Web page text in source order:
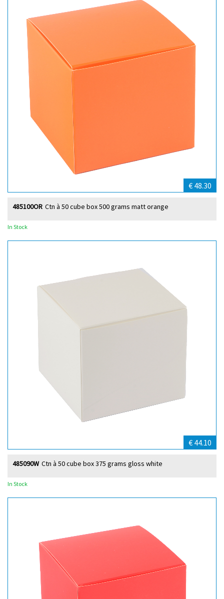
€ 48.30
Ctn à 50 cube box 500 grams matt orange
485100OR
In Stock
€ 44.10
Ctn à 50 cube box 375 grams gloss white
485090W
In Stock